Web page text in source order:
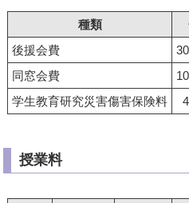
種類
後援会費
同窓会費
学生教育研究災害傷害保険料
授業料